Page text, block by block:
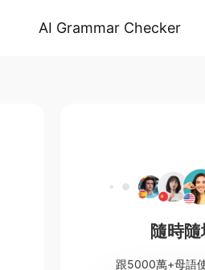
AI Grammar Checker
隨時
跟5000萬+母語